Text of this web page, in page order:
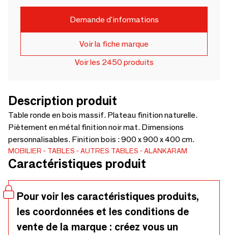
Demande d'informations
Voir la fiche marque
Voir les 2450 produits
Description produit
Table ronde en bois massif. Plateau finition naturelle.
Piètement en métal finition noir mat. Dimensions
personnalisables. Finition bois : 900 x 900 x 400 cm.
MOBILIER TABLES AUTRES TABLES ALANKARAM
Caractéristiques produit
Pour voir les caractéristiques produits,
les coordonnées et les conditions de
vente de la marque : créez vous un